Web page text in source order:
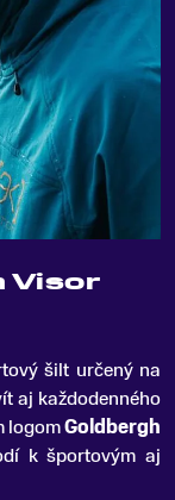
Visor
šilt určený na
aj každodenného
logomGoldbergh
k športovým aj